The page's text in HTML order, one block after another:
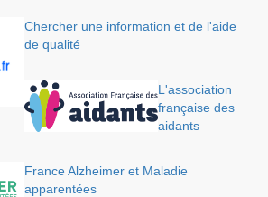
Chercher une information et de l'aide
de qualité
L'association
française des
aidants
France Alzheimer et Maladie
apparentées